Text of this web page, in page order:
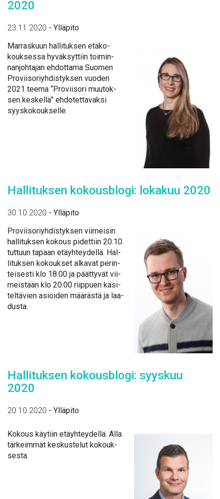
2020
23.11.2020 - Ylläpito
Mar­ras­kuun hal­li­tuk­sen etä­ko­
kouk­ses­sa hy­väk­syt­tiin toi­min­
nan­joh­ta­jan eh­dot­ta­ma Suo­men
Pro­vii­so­riyh­dis­tyk­sen vuo­den
2021 tee­ma “Pro­vii­so­ri muu­tok­
sen kes­kel­lä” eh­do­tet­ta­vak­si
syys­ko­kouk­sel­le.
Hal­li­tuk­sen ko­kous­blo­gi: lo­ka­kuu 2020
30.10.2020 - Ylläpito
Pro­vii­so­riyh­dis­tyk­sen vii­mei­sin
hal­li­tuk­sen ko­kous pi­det­tiin 20.10.
tut­tuun ta­paan etäyh­tey­del­lä. Hal­
li­tuk­sen ko­kouk­set al­ka­vat pe­rin­
tei­ses­ti klo 18.00 ja päät­ty­vät vii­
meis­tään klo 20.00 riip­puen kä­si­
tel­tä­vien asioi­den mää­räs­tä ja laa­
dus­ta.
Hal­li­tuk­sen ko­kous­blo­gi: syys­kuu
2020
20.10.2020 - Ylläpito
Ko­kous käy­tiin etäyh­tey­del­lä. Al­la
tär­keim­mät kes­kus­te­lut ko­kouk­
ses­ta.